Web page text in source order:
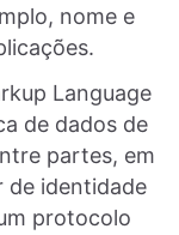
nome e
Language
de dados de
partes, em
de identidade
protocolo